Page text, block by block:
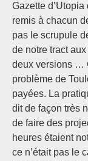
Gazette
remis à chacun
pas le scrupule
de notre tract
deux versions …
problème de
payées. La
dit de façon très
de faire des
heures étaient
ce n’était pas le